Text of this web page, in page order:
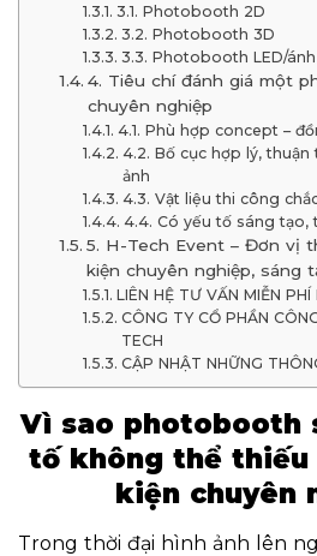
3.1. Photobooth 2D
3.2. Photobooth 3D
3.3. Photobooth LED/
4. Tiêu chí đánh giá một
chuyên nghiệp
4.1. Phù hợp concept –
4.2. Bố cục hợp lý,
ảnh
4.3. Vật liệu thi công
4.4. Có yếu tố sáng tạo,
5. H-Tech Event – Đơn vị
kiện chuyên nghiệp, sáng
LIÊN HỆ TƯ VẤN MIỄN PHÍ
CÔNG TY CỔ PHẦN
TECH
CẬP NHẬT NHỮNG
Vì sao photobooth
tố không thể
kiện chuyên
Trong thời đại hình ảnh lên